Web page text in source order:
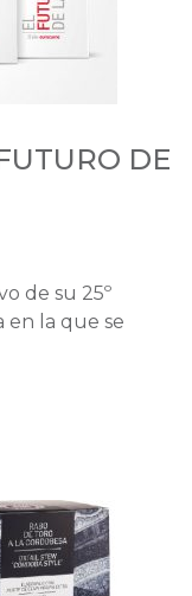
DE
de su 25º
en la que se